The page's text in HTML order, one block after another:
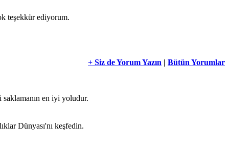
teşekkür ediyorum.
+ Siz de Yorum Yazın | Bütün Yorumlar
en iyi yoludur.
Dünyası'nı keşfedin.